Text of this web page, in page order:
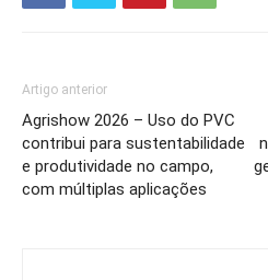
Artigo anterior
Agrishow 2026 – Uso do PVC
contribui para sustentabilidade
e produtividade no campo,
com múltiplas aplicações